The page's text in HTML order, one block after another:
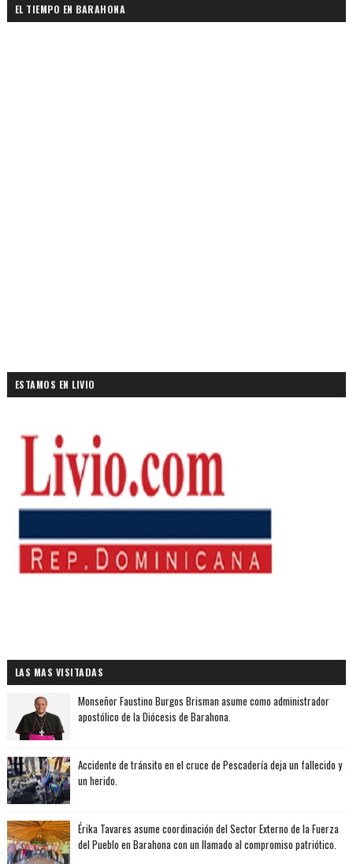
EL TIEMPO EN BARAHONA
ESTAMOS EN LIVIO
LAS MAS VISITADAS
Monseñor Faustino Burgos Brisman asume como administrador
apostólico de la Diócesis de Barahona.
Accidente de tránsito en el cruce de Pescadería deja un fallecido y
un herido.
Érika Tavares asume coordinación del Sector Externo de la Fuerza
del Pueblo en Barahona con un llamado al compromiso patriótico.